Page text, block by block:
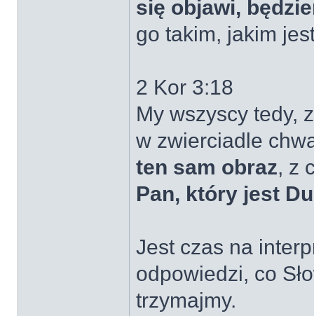
się objawi,
go takim, jakim
2 Kor 3:18
My wszyscy tedy,
w zwierciadle
ten sam obraz, z
Pan, który jest
Jest czas na
odpowiedzi, co
trzymajmy.